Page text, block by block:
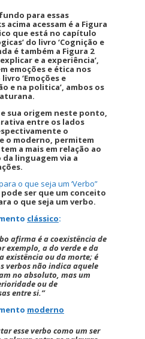
para essas
acima acessam é a Figura
que está no capítulo
do livro ‘Cognição e
é também a Figura 2
e a experiência’,
emoções e ética nos
‘Emoções e
e na politica’, ambos os
sua origem neste ponto,
entre os lados
o
o moderno, permitem
a mais em relação ao
da linguagem via a
o que seja um ‘Verbo”
ser que um conceito
o que seja um verbo.
clássico:
afirma é a coexistência de
exemplo, a do verde e da
existência ou da morte; é
verbos não indica aquele
no absoluto, mas um
ou de
entre si.”
moderno
esse verbo como um ser